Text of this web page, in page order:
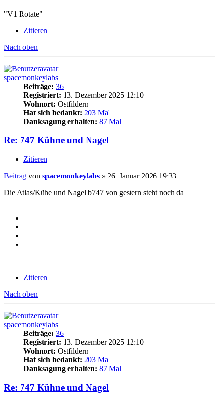
"V1 Rotate"
Zitieren
Nach oben
spacemonkeylabs
Beiträge: 36
Registriert: 13. Dezember 2025 12:10
Wohnort: Ostfildern
Hat sich bedankt: 203 Mal
Danksagung erhalten: 87 Mal
Re: 747 Kühne und Nagel
Zitieren
Beitrag von spacemonkeylabs » 26. Januar 2026 19:33
Die Atlas/Kühe und Nagel b747 von gestern steht noch da
Zitieren
Nach oben
spacemonkeylabs
Beiträge: 36
Registriert: 13. Dezember 2025 12:10
Wohnort: Ostfildern
Hat sich bedankt: 203 Mal
Danksagung erhalten: 87 Mal
Re: 747 Kühne und Nagel